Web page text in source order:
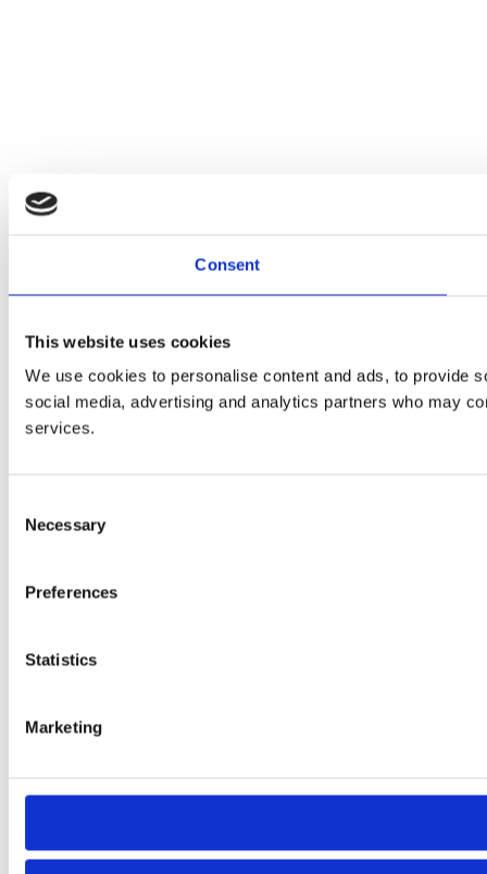
Consent
This website uses cookies
We use cookies to personalise content and ads, to provide
social media, advertising and analytics partners who may
services.
Selection
Necessary
Preferences
Statistics
Marketing